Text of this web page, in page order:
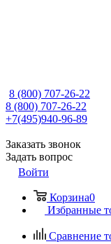
8 (800) 707-26-22
8 (800) 707-26-22
+7(495)940-96-89
Заказать звонок
Задать вопрос
Войти
Корзина0
Избранные
Сравнение